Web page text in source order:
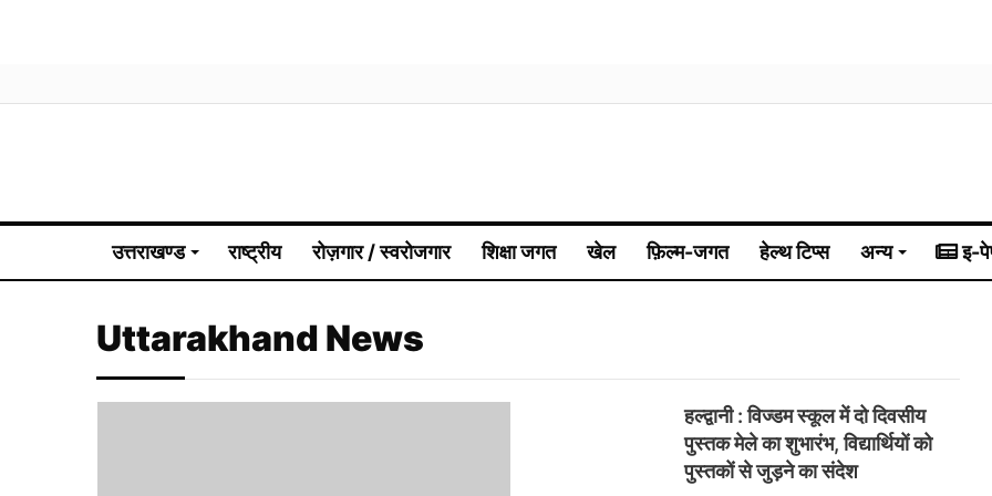
उत्तराखण्ड राष्ट्रीय रोज़गार / स्वरोजगार शिक्षा जगत खेल फ़िल्म-जगत हेल्थ टिप्स अन्य इ-
Uttarakhand News
हल्द्वानी : विज्डम स्कूल में दो दिवसीय
पुस्तक मेले का शुभारंभ, विद्यार्थियों को
पुस्तकों से जुड़ने का संदेश